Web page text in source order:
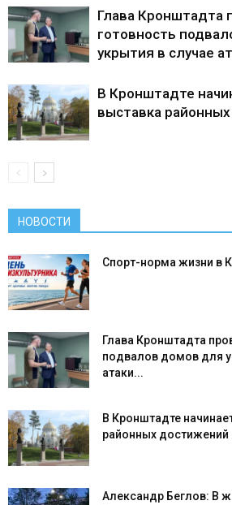
Глава Кронштадта
готовность
укрытия в случае
В Кронштадте
выставка
НОВОСТИ
Спорт-норма жизни в
Глава Кронштадта
подвалов домов для
атаки...
В Кронштадте
районных достижений
Александр Беглов: В